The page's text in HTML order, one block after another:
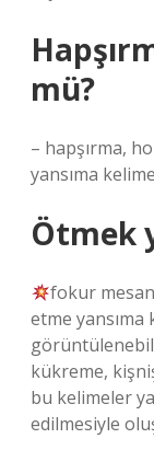
mü?
– hapşırma,
yansıma
Ötmek
fokur
etme
kükreme,
bu kelimeler
edilmesiyle